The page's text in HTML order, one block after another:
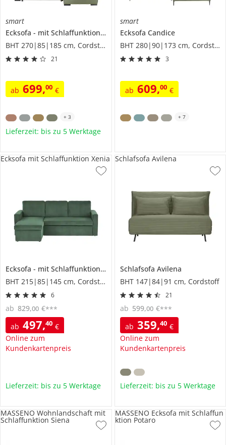
smart
Ecksofa
mit Schlaffunktion
Nelly
BHT 270|85|185 cm, Cordstoff
21
ab 699,00 €
+ 3
Lieferzeit: bis zu 5 Werktage
smart
Ecksofa Candice
BHT 280|90|173 cm, Cordstoff
3
ab 609,00 €
+ 7
Ecksofa mit Schlaffunktion
Xenia
BHT 215|85|145 cm, Cordstoff
6
ab 497,40 €
Online zum
Kundenkartenpreis
ab 829,00 €***
Ecksofa mit Schlaffunktion Xenia
Lieferzeit: bis zu 5 Werktage
Schlafsofa Avilena
BHT 147|84|91 cm, Cordstoff
21
ab 359,40 €
Online zum
Kundenkartenpreis
ab 599,00 €***
Schlafsofa Avilena
Lieferzeit: bis zu 5 Werktage
MASSENO Wohnlandschaft mit
Schlaffunktion Siena
MASSENO Ecksofa mit Schlaffun
ktion Potaro